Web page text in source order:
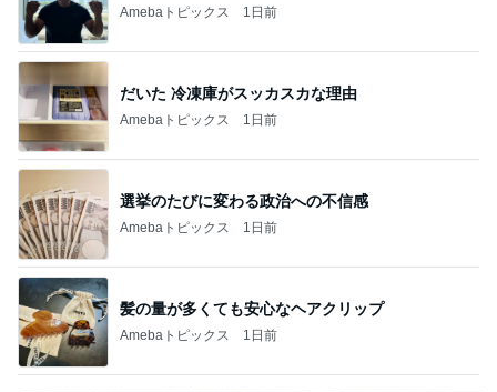
Amebaトピックス 1日前
だいた 冷凍庫がスッカスカな理由
Amebaトピックス 1日前
選挙のたびに変わる政治への不信感
Amebaトピックス 1日前
髪の量が多くても安心なヘアクリップ
Amebaトピックス 1日前